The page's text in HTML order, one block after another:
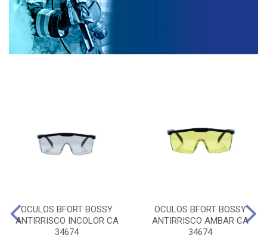
OCULOS BFORT BOSSY
ANTIRRISCO INCOLOR CA
34674
OCULOS BFORT BOSSY
ANTIRRISCO AMBAR CA
34674